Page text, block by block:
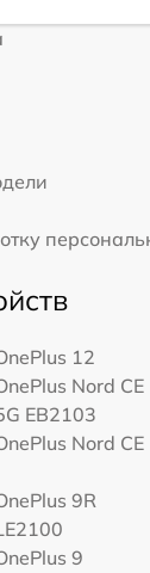
12
Nord CE
EB2103
Nord CE
9R
9